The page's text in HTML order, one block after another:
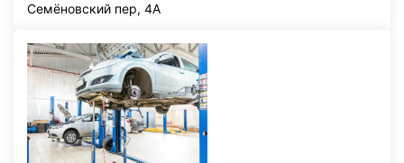
Семёновский пер, 4А